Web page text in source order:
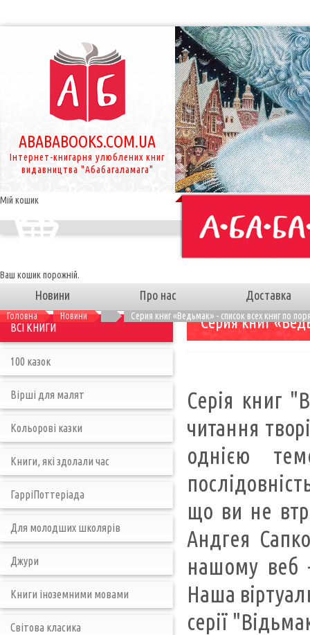
ABABABOOKS.COM.UA
Інтернет-книгарня улюблених книг
видавництва "Абабагаламага"
Мій кошик
Ваш кошик порожній.
Новини Про нас Доставка
Головна Новини Серия книг «Ведьмак» - список всех книг по
Серия книг
Серія книг
читання
однією
що ви не
Андгея
нашому веб
Наша
серії
ВСІ КНИГИ
100 казок
Вірші для малят
Кольорові казки
Книги, які здолали час
ГарріПоттеріада
Для молодших школярів
Джури
Книги іноземними мовами
Світова класика